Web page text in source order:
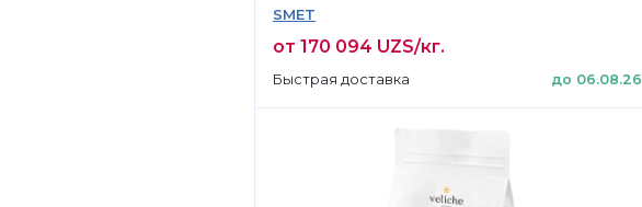
SMET
от 170 094 UZS/кг.
Быстрая доставка до 06.08.26